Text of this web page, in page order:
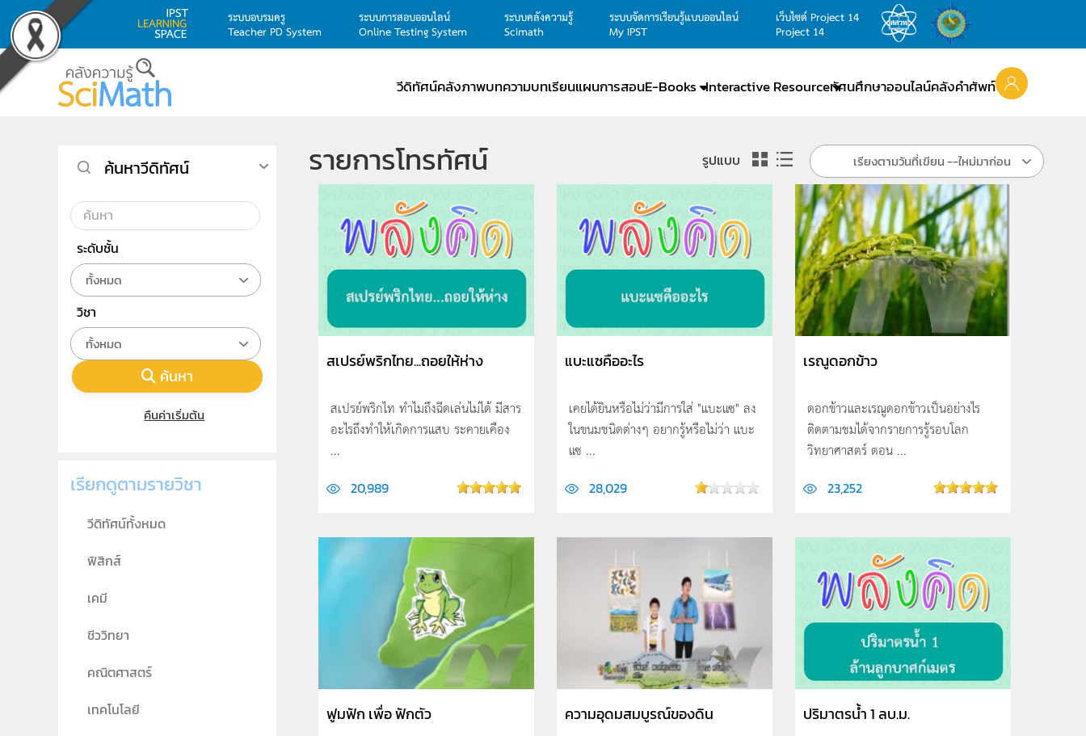
Skip to main content
ระบบอบรมครู
Teacher PD System
ระบบการสอบออนไลน์
Online Testing System
ระบบคลังความรู้
Scimath
ระบบจัดการเรียนรู้แบบออนไลน์
My IPST
เว็บไซต์ Project 14
Project 14
วีดิทัศน์คลังภาพบทความบทเรียนแผนการสอนE-Books Interactive Resourceทัศนศึกษาออนไลน์คลังคำศัพท์
รายการโทรทัศน์ รูปแบบ เรียงตามวันที่เขียน --ใหม่มาก่อน
สเปรย์พริกไทย...ถอยให้ห่าง
สเปรย์พริกไท ทำไมถึงฉีดเล่นไม่ได้ มีสาร
อะไรถึงทำให้เกิดการแสบ ระคายเคือง
...
20,989
แบะแซคืออะไร
เคยได้ยินหรือไม่ว่ามีการใส่ "แบะแซ" ลง
ในขนมชนิดต่างๆ อยากรู้หรือไม่ว่า แบะ
แซ ...
28,029
เรณูดอกข้าว
ดอกข้าวและเรณูดอกข้าวเป็นอย่างไร
ติดตามชมได้จากรายการรู้รอบโลก
วิทยาศาสตร์ ตอน ...
23,252
ฟูมฟัก เพื่อ ฟักตัว ความอุดมสมบูรณ์ของดิน ปริมาตรน้ำ 1 ลบ.ม.
ค้นหาวีดิทัศน์
ระดับชั้น
ทั้งหมด
วิชา
ทั้งหมด
ค้นหา
คืนค่าเริ่มต้น
เรียกดูตามรายวิชา
วีดิทัศน์ทั้งหมด
ฟิสิกส์
เคมี
ชีววิทยา
คณิตศาสตร์
เทคโนโลยี